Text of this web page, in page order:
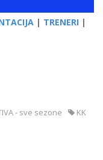
| TRENERI |
- sve sezone
KK